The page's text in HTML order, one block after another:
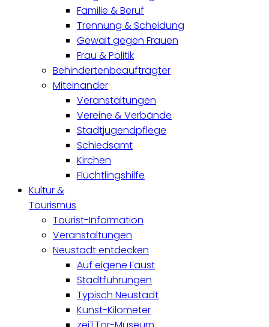
Familie & Beruf
Trennung & Scheidung
Gewalt gegen Frauen
Frau & Politik
Behindertenbeauftragter
Miteinander
Veranstaltungen
Vereine & Verbände
Stadtjugendpflege
Schiedsamt
Kirchen
Flüchtlingshilfe
Kultur &
Tourismus
Tourist-Information
Veranstaltungen
Neustadt entdecken
Auf eigene Faust
Stadtführungen
Typisch Neustadt
Kunst-Kilometer